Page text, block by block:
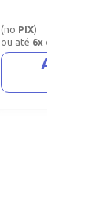
(no PIX)
ou até 6x de R$